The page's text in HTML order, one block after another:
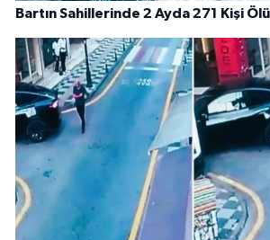
Bartın Sahillerinde 2 Ayda 271 Kişi